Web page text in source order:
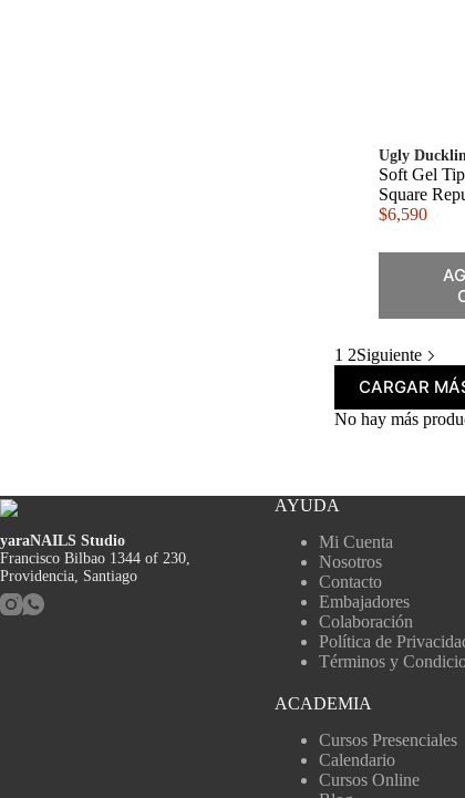
Ugly
Soft Gel
Square
$6,590
1 2Siguiente
CARGAR
No hay más
yaraNAILS Studio
Francisco Bilbao 1344 of 230,
Providencia, Santiago
AYUDA
Mi Cuenta
Nosotros
Contacto
Embajadores
Colaboración
Política de
Términos y
ACADEMIA
Cursos Presenciales
Calendario
Cursos Online